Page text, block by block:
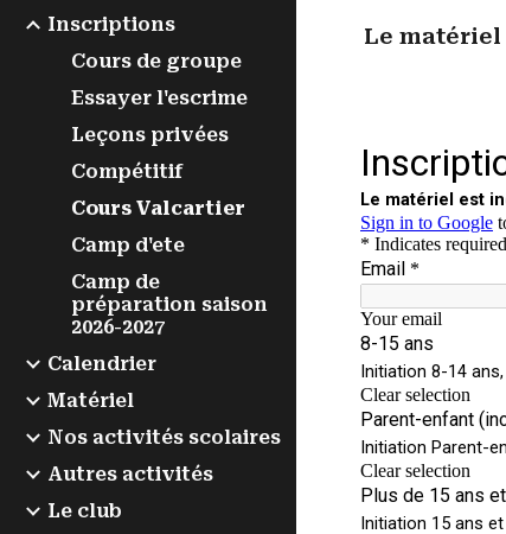
Inscriptions
Cours de groupe
Essayer l'escrime
Leçons privées
Compétitif
Cours Valcartier
Camp d'ete
Camp de
préparation saison
2026-2027
Calendrier
Matériel
Nos activités scolaires
Autres activités
Le club
Le